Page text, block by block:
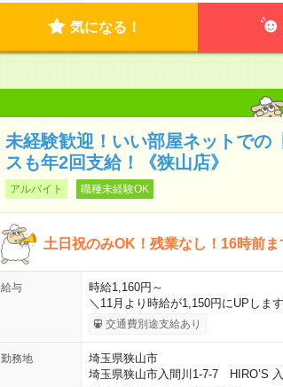
気になる！
未経験歓迎！いい部屋ネットで
スも年2回支給！《狭山店》
アルバイト 職種未経験OK
土日祝のみOK！残業なし！16時前ま
給与
時給1,160円～
＼11月より時給が1,150円にUPしま
交通費別途支給あり
勤務地
埼玉県狭山市
埼玉県狭山市入間川1-7-7 HIRO’S